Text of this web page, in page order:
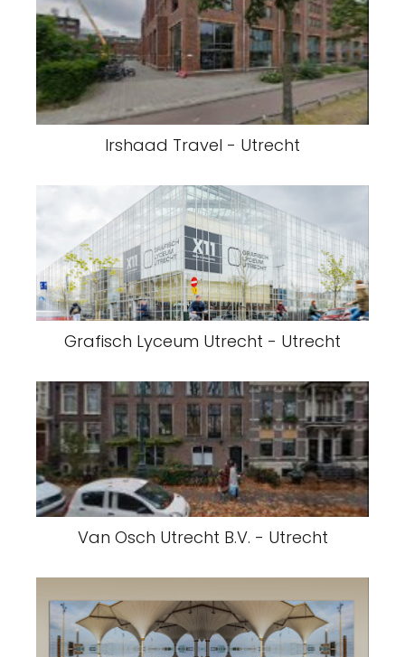
Irshaad Travel - Utrecht
Grafisch Lyceum Utrecht - Utrecht
Van Osch Utrecht B.V. - Utrecht